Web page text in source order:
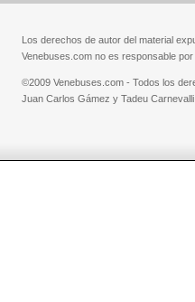
Los derechos de autor del material
Venebuses.com no es responsable
©2009 Venebuses.com - Todos los
Juan Carlos Gámez y Tadeu Carnevalli